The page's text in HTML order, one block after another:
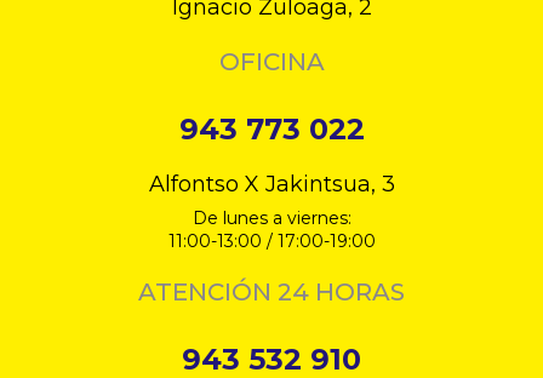
Ignacio Zuloaga, 2
OFICINA
943 773 022
Alfontso X Jakintsua, 3
De lunes a viernes:
11:00-13:00 / 17:00-19:00
ATENCIÓN 24 HORAS
943 532 910